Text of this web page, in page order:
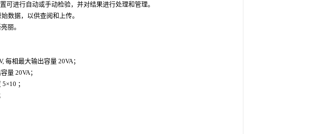
可进行自动或手动检验，并对结果进行处理和管理。
数据，以供查阅和上传。
丽。
相最大输出容量 20VA；
量 20VA；
5×10 ；